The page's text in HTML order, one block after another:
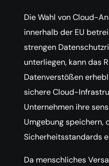
Die Wahl von Cloud-
innerhalb der EU
strengen
unterliegen, kann das
Datenverstößen
sichere Cloud-
Unternehmen ihre
Umgebung speichern,
Sicherheitsstandards
Da menschliches